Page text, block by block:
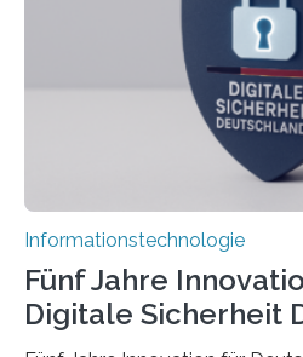
die mittels Sensoren ihre
Informationen verarbeiten und
Informationstechnologie
Fünf Jahre
Digitale Sicherheit